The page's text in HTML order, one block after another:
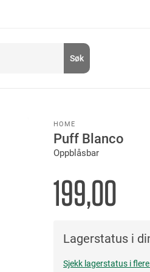
Søk
HOME
Puff Blanco
Oppblåsbar
199,00
Lagerstatus i
Sjekk lagerstatus i